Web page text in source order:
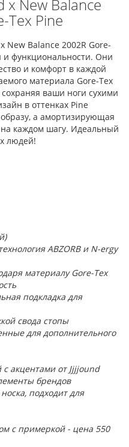
x New Balance
Tex Pine
New Balance 2002R Gore-
и функциональности. Они
и комфорт в каждой
материала Gore-Tex
ваши ноги сухими
в оттенках Pine
а амортизирующая
каждом шагу. Идеальный
людей!
ABZORB и N-ergy
материалу Gore-Tex
подкладка для
свода стопы
для дополнительного
акцентами от Jjjjound
брендов
подходит для
с примеркой - цена 550